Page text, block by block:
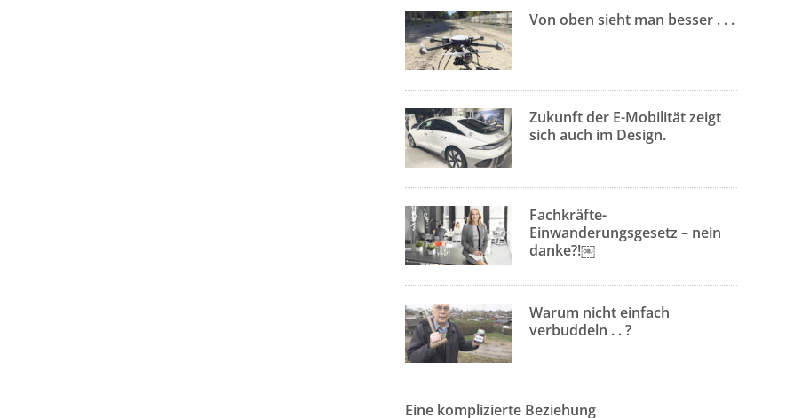
Von oben sieht man besser . . .
Zukunft der E-Mobilität zeigt
sich auch im Design.
Fachkräfte-
Einwanderungsgesetz – nein
danke?!￼
Warum nicht einfach
verbuddeln . . ?
Eine komplizierte Beziehung